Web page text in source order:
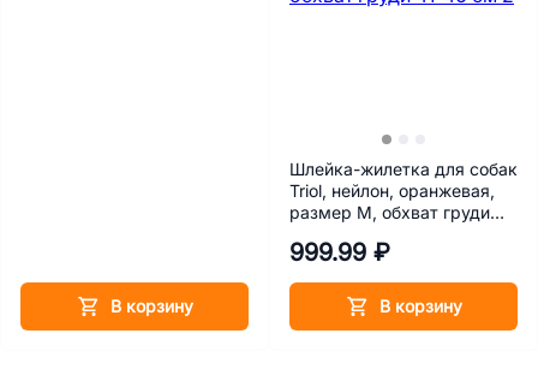
В корзину
Шлейка-жилетка для собак
Triol, нейлон, оранжевая,
размер M, обхват груди
999.99 ₽
В корзину